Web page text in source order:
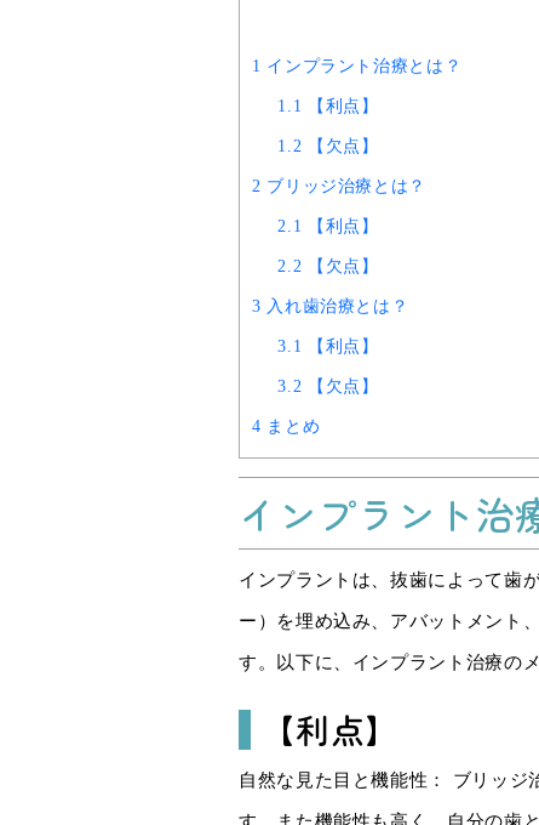
1 インプラント治療とは？
1.1 【利点】
1.2 【欠点】
2 ブリッジ治療とは？
2.1 【利点】
2.2 【欠点】
3 入れ歯治療とは？
3.1 【利点】
3.2 【欠点】
4 まとめ
インプラント治
インプラントは、抜歯によって歯
ー）を埋め込み、アバットメント
す。以下に、インプラント治療の
【利点】
自然な見た目と機能性： ブリッジ